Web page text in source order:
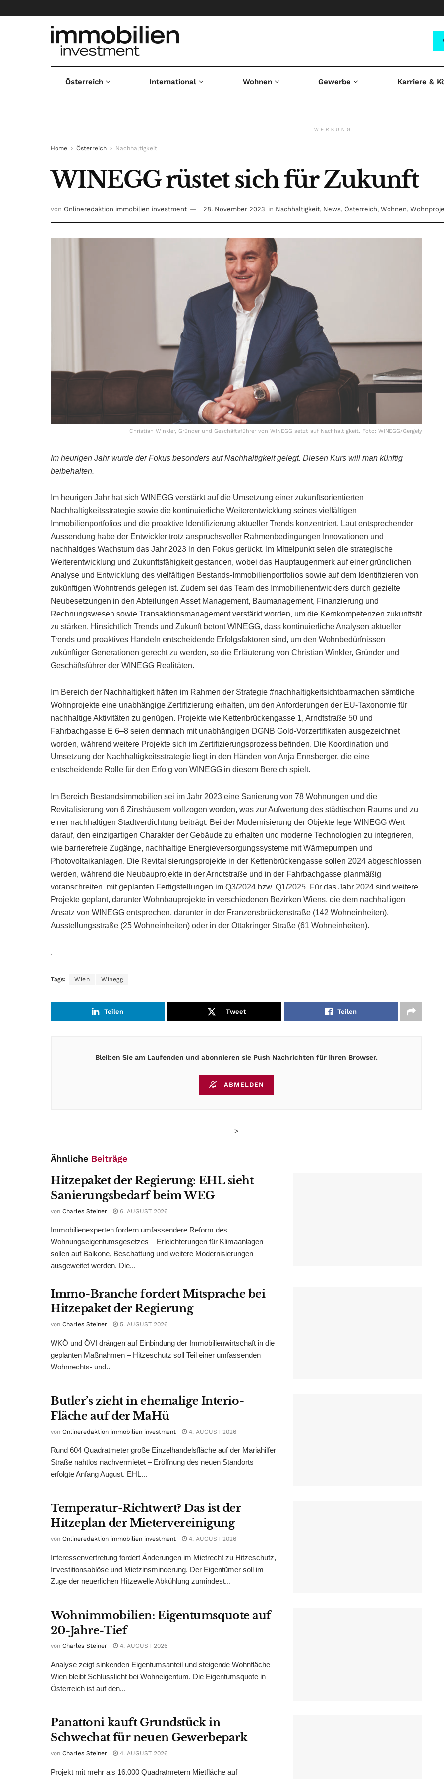
Österreich International Wohnen Gewerbe Karriere &
WERBUNG
Home Österreich Nachhaltigkeit
WINEGG rüstet sich für Zukunft
von Onlineredaktion immobilien investment 28. November 2023 in Nachhaltigkeit, News, Österreich, Wohnen,
Christian Winkler, Gründer und Geschäftsführer von WINEGG setzt auf Nachhaltigkeit. Foto: WINEGG/Gergely
Im heurigen Jahr wurde der Fokus besonders auf Nachhaltigkeit gelegt. Diesen Kurs will man künftig
beibehalten.
Im heurigen Jahr hat sich WINEGG verstärkt auf die Umsetzung einer zukunftsorientierten
Nachhaltigkeitsstrategie sowie die kontinuierliche Weiterentwicklung seines vielfältigen
Immobilienportfolios und die proaktive Identifizierung aktueller Trends konzentriert. Laut entsprechender
Aussendung habe der Entwickler trotz anspruchsvoller Rahmenbedingungen Innovationen und
nachhaltiges Wachstum das Jahr 2023 in den Fokus gerückt. Im Mittelpunkt seien die strategische
Weiterentwicklung und Zukunftsfähigkeit gestanden, wobei das Hauptaugenmerk auf einer gründlichen
Analyse und Entwicklung des vielfältigen Bestands-Immobilienportfolios sowie auf dem Identifizieren von
zukünftigen Wohntrends gelegen ist. Zudem sei das Team des Immobilienentwicklers durch gezielte
Neubesetzungen in den Abteilungen Asset Management, Baumanagement, Finanzierung und
Rechnungswesen sowie Transaktionsmanagement verstärkt worden, um die Kernkompetenzen zukunftsfit
zu stärken. Hinsichtlich Trends und Zukunft betont WINEGG, dass kontinuierliche Analysen aktueller
Trends und proaktives Handeln entscheidende Erfolgsfaktoren sind, um den Wohnbedürfnissen
zukünftiger Generationen gerecht zu werden, so die Erläuterung von Christian Winkler, Gründer und
Geschäftsführer der WINEGG Realitäten.
Im Bereich der Nachhaltigkeit hätten im Rahmen der Strategie #nachhaltigkeitsichtbarmachen sämtliche
Wohnprojekte eine unabhängige Zertifizierung erhalten, um den Anforderungen der EU-Taxonomie für
nachhaltige Aktivitäten zu genügen. Projekte wie Kettenbrückengasse 1, Arndtstraße 50 und
Fahrbachgasse E 6–8 seien demnach mit unabhängigen DGNB Gold-Vorzertifikaten ausgezeichnet
worden, während weitere Projekte sich im Zertifizierungsprozess befinden. Die Koordination und
Umsetzung der Nachhaltigkeitsstrategie liegt in den Händen von Anja Ennsberger, die eine
entscheidende Rolle für den Erfolg von WINEGG in diesem Bereich spielt.
Im Bereich Bestandsimmobilien sei im Jahr 2023 eine Sanierung von 78 Wohnungen und die
Revitalisierung von 6 Zinshäusern vollzogen worden, was zur Aufwertung des städtischen Raums und zu
einer nachhaltigen Stadtverdichtung beiträgt. Bei der Modernisierung der Objekte lege WINEGG Wert
darauf, den einzigartigen Charakter der Gebäude zu erhalten und moderne Technologien zu integrieren,
wie barrierefreie Zugänge, nachhaltige Energieversorgungssysteme mit Wärmepumpen und
Photovoltaikanlagen. Die Revitalisierungsprojekte in der Kettenbrückengasse sollen 2024 abgeschlossen
werden, während die Neubauprojekte in der Arndtstraße und in der Fahrbachgasse planmäßig
voranschreiten, mit geplanten Fertigstellungen im Q3/2024 bzw. Q1/2025. Für das Jahr 2024 sind weitere
Projekte geplant, darunter Wohnbauprojekte in verschiedenen Bezirken Wiens, die dem nachhaltigen
Ansatz von WINEGG entsprechen, darunter in der Franzensbrückenstraße (142 Wohneinheiten),
Ausstellungsstraße (25 Wohneinheiten) oder in der Ottakringer Straße (61 Wohneinheiten).
.
Tags: Wien Winegg
Teilen Tweet Teilen
Bleiben Sie am Laufenden und abonnieren sie Push Nachrichten für Ihren Browser.
ABMELDEN
>
Ähnliche Beiträge
Hitzepaket der Regierung: EHL sieht
Sanierungsbedarf beim WEG
von Charles Steiner 6. AUGUST 2026
Immobilienexperten fordern umfassendere Reform des
Wohnungseigentumsgesetzes – Erleichterungen für Klimaanlagen
sollen auf Balkone, Beschattung und weitere Modernisierungen
ausgeweitet werden. Die...
Immo-Branche fordert Mitsprache bei
Hitzepaket der Regierung
von Charles Steiner 5. AUGUST 2026
WKÖ und ÖVI drängen auf Einbindung der Immobilienwirtschaft in die
geplanten Maßnahmen – Hitzeschutz soll Teil einer umfassenden
Wohnrechts- und...
Butler’s zieht in ehemalige Interio-
Fläche auf der MaHü
von Onlineredaktion immobilien investment 4. AUGUST 2026
Rund 604 Quadratmeter große Einzelhandelsfläche auf der Mariahilfer
Straße nahtlos nachvermietet – Eröffnung des neuen Standorts
erfolgte Anfang August. EHL...
Temperatur-Richtwert? Das ist der
Hitzeplan der Mietervereinigung
von Onlineredaktion immobilien investment 4. AUGUST 2026
Interessenvertretung fordert Änderungen im Mietrecht zu Hitzeschutz,
Investitionsablöse und Mietzinsminderung. Der Eigentümer soll im
Zuge der neuerlichen Hitzewelle Abkühlung zumindest...
Wohnimmobilien: Eigentumsquote auf
20-Jahre-Tief
von Charles Steiner 4. AUGUST 2026
Analyse zeigt sinkenden Eigentumsanteil und steigende Wohnfläche –
Wien bleibt Schlusslicht bei Wohneigentum. Die Eigentumsquote in
Österreich ist auf den...
Panattoni kauft Grundstück in
Schwechat für neuen Gewerbepark
von Charles Steiner 4. AUGUST 2026
Projekt mit mehr als 16.000 Quadratmetern Mietfläche auf